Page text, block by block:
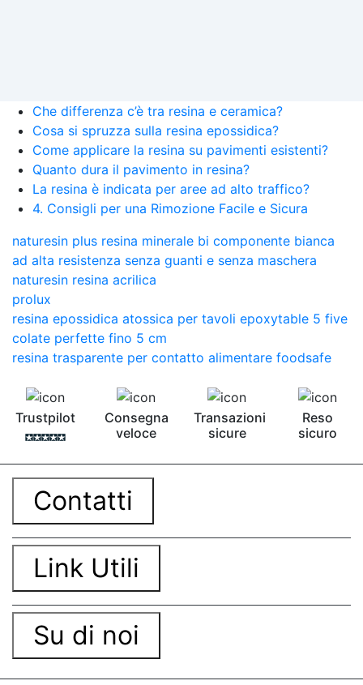
Che differenza c’è tra resina e ceramica?
Cosa si spruzza sulla resina epossidica?
Come applicare la resina su pavimenti esistenti?
Quanto dura il pavimento in resina?
La resina è indicata per aree ad alto traffico?
4. Consigli per una Rimozione Facile e Sicura
naturesin plus resina minerale bi componente bianca
ad alta resistenza senza guanti e senza maschera
naturesin resina acrilica
prolux
resina epossidica atossica per tavoli epoxytable 5 five
colate perfette fino 5 cm
resina trasparente per contatto alimentare foodsafe
Trustpilot
Consegna
veloce
Transazioni
sicure
Reso
sicuro
Contatti
Link Utili
Su di noi